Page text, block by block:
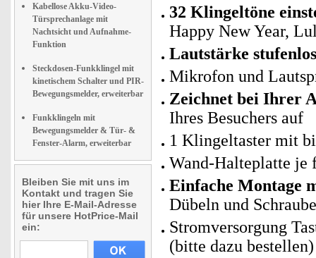
Kabellose Akku-Video-
Türsprechanlage mit
Nachtsicht und Aufnahme-
Funktion
Steckdosen-Funkklingel mit
kinetischem Schalter und PIR-
Bewegungsmelder, erweiterbar
Funkklingeln mit
Bewegungsmelder & Tür- &
Fenster-Alarm, erweiterbar
Bleiben Sie mit uns im
Kontakt und tragen Sie
hier Ihre E-Mail-Adresse
für unsere HotPrice-Mail
ein:
32 Klingeltöne
Happy New Year,
Lautstärke
Mikrofon und
Zeichnet bei Ihrer
Ihres Besuchers auf
1 Klingeltaster mit
Wand-Halteplatte je
Einfache Montage
Dübeln und
Stromversorgung
(bitte dazu bestellen)